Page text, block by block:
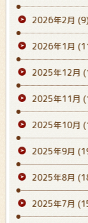
2026年2月
2026年1月
2025年12月
2025年11月
2025年10月
2025年9月
2025年8月
2025年7月